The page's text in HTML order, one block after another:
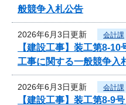
般競争入札公告
2026年6月3日更新 会計課
【建設工事】装工第8-
工事に関する一般競争入
2026年6月3日更新 会計課
【建設工事】装工第8-9